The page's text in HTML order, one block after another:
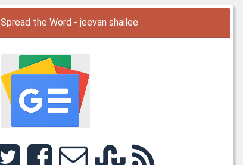
Spread the Word - jeevan shailee